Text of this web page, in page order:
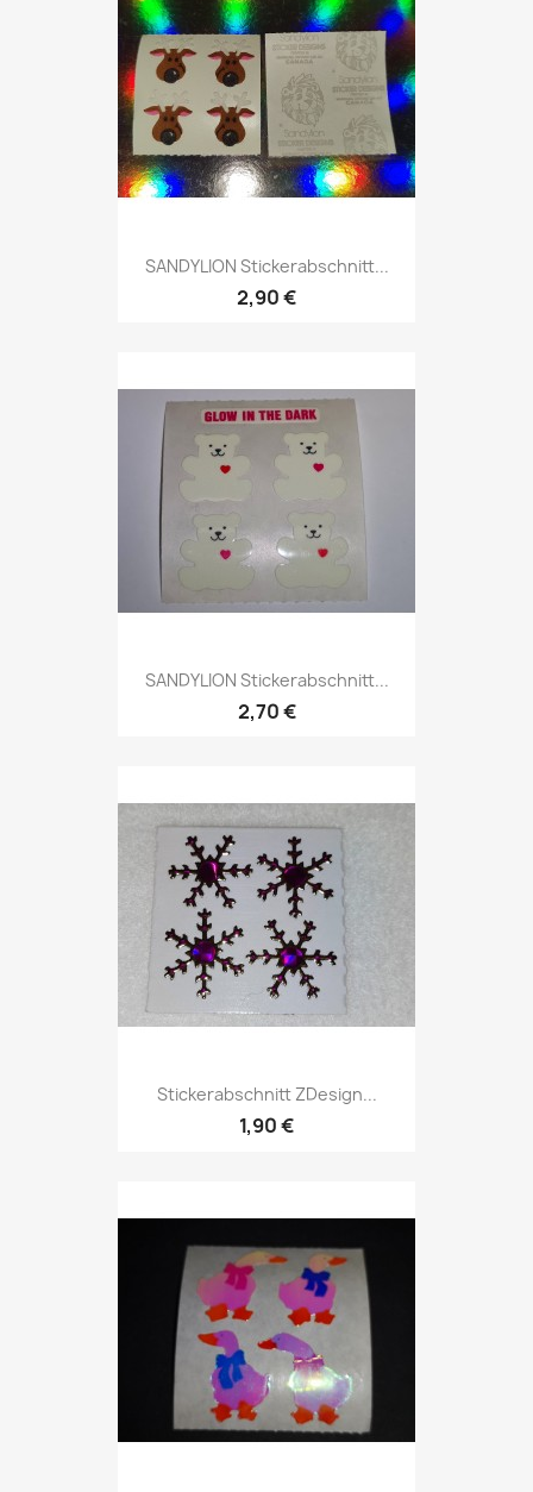
SANDYLION Stickerabschnitt...
2,90 €
SANDYLION Stickerabschnitt...
2,70 €
Stickerabschnitt ZDesign...
1,90 €